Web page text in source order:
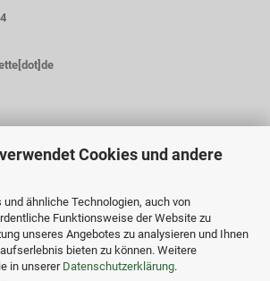
Cookies und andere
ähnliche Technologien, auch von
Funktionsweise der Website zu
unseres Angebotes zu analysieren und Ihnen
bieten zu können. Weitere
in unserer Datenschutzerklärung.